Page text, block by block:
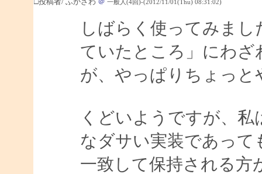
一般人(4回)-(2012/11/01(Thu) 08:31:02)
しばらく使ってみま
ていたところ」にわ
が、やっぱりちょっ
くどいようですが、
なダサい実装であって
一致して保持される方